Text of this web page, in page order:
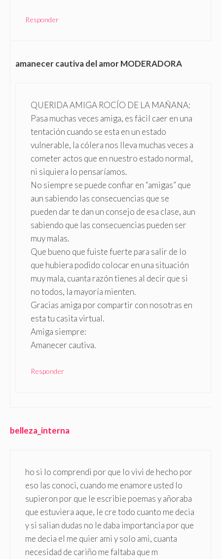
Responder
amanecer cautiva del amor MODERADORA
QUERIDA AMIGA ROCÍO DE LA MAÑANA:
Pasa muchas veces amiga, es fácil caer en una
tentación cuando se esta en un estado
vulnerable, la cólera nos lleva muchas veces a
cometer actos que en nuestro estado normal,
ni siquiera lo pensaríamos.
No siempre se puede confiar en “amigas” que
aun sabiendo las consecuencias que se
pueden dar te dan un consejo de esa clase, aun
sabiendo que las consecuencias pueden ser
muy malas.
Que bueno que fuiste fuerte para salir de lo
que hubiera podido colocar en una situación
muy mala, cuanta razón tienes al decir que si
no todos, la mayoría mienten.
Gracias amiga por compartir con nosotras en
esta tu casita virtual.
Amiga siempre:
Amanecer cautiva.
Responder
belleza_interna
ho si lo comprendi por que lo vivi de hecho por
eso las conoci, cuando me enamore usted lo
supieron por que le escribie poemas y añoraba
que estuviera aque, le cre todo cuanto me decia
y si salian dudas no le daba importancia por que
me decia el me quier ami y solo ami, cuanta
necesidad de cariño me faltaba que m